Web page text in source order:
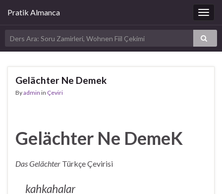
Pratik Almanca
Gelächter Ne Demek
Byadmin in Çeviri
Gelächter Ne DemeK
Das Gelächter Türkçe Çevirisi
kahkahalar